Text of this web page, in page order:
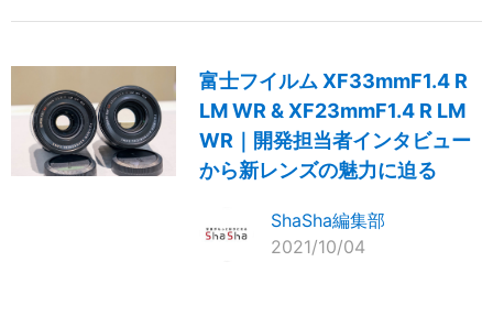
富士フイルム XF33mmF1.4 R
LM WR & XF23mmF1.4 R LM
WR｜開発担当者インタビュー
から新レンズの魅力に迫る
ShaSha編集部
2021/10/04